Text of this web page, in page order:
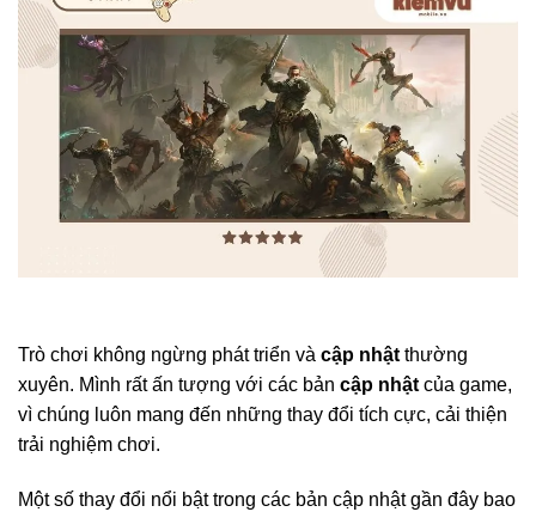
Trò chơi không ngừng phát triển và cập nhật thường
xuyên. Mình rất ấn tượng với các bản cập nhật của game,
vì chúng luôn mang đến những thay đổi tích cực, cải thiện
trải nghiệm chơi.
Một số thay đổi nổi bật trong các bản cập nhật gần đây bao